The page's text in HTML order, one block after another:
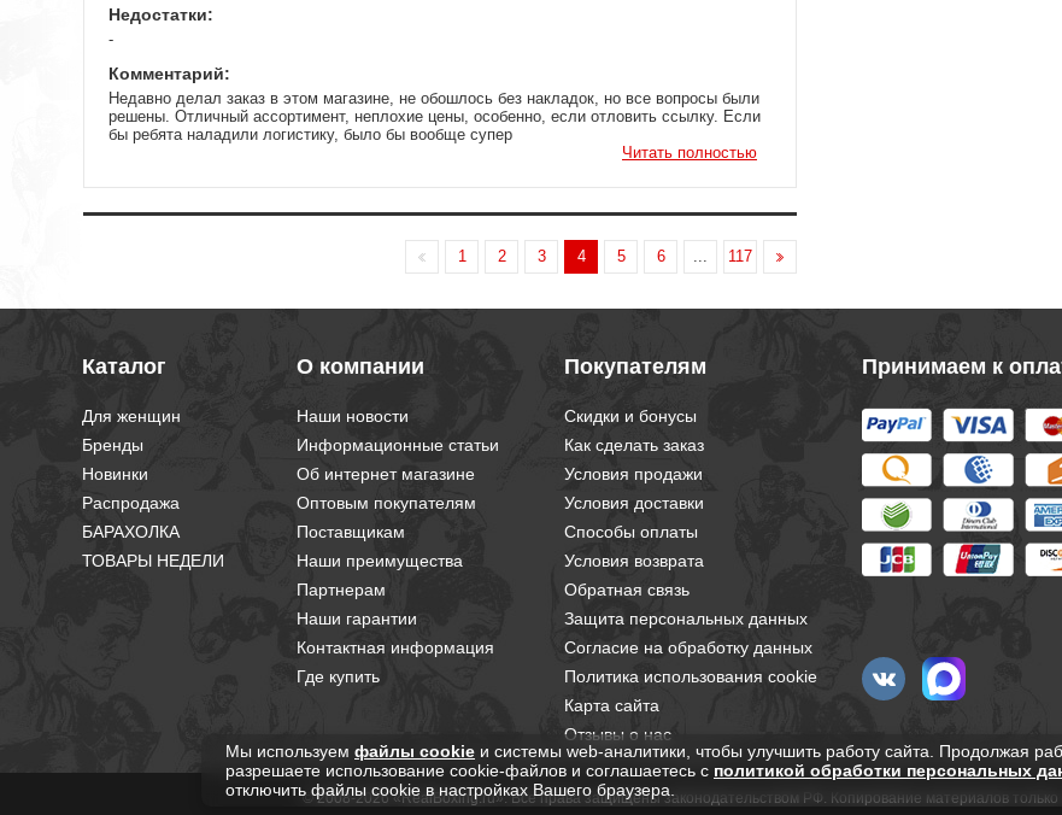
Недостатки:
-
Комментарий:
Недавно делал заказ в этом магазине, не обошлось без накладок, но все вопросы были
решены. Отличный ассортимент, неплохие цены, особенно, если отловить ссылку. Если
бы ребята наладили логистику, было бы вообще супер
Читать полностью
1 2 3 4 5 6 117
Каталог
Для женщин
Бренды
Новинки
Распродажа
БАРАХОЛКА
ТОВАРЫ НЕДЕЛИ
О компании
Наши новости
Информационные статьи
Об интернет магазине
Оптовым покупателям
Поставщикам
Наши преимущества
Партнерам
Наши гарантии
Контактная информация
Где купить
Покупателям
Скидки и бонусы
Как сделать заказ
Условия продажи
Условия доставки
Способы оплаты
Условия возврата
Обратная связь
Защита персональных данных
Согласие на обработку данных
Политика использования cookie
Карта сайта
Отзывы о нас
Принимаем к
© 2008-2026 «RealBoxing.ru». Все права защищены законодательством РФ. Копирование материалов
Мы используем файлы cookie и системы web-аналитики, чтобы улучшить работу сайта. Продолжая
разрешаете использование cookie-файлов и соглашаетесь с политикой обработки персональных
отключить файлы cookie в настройках Вашего браузера.